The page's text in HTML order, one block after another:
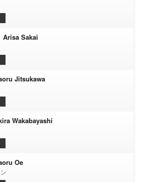
Sakai
Jitsukawa
Wakabayashi
Oe